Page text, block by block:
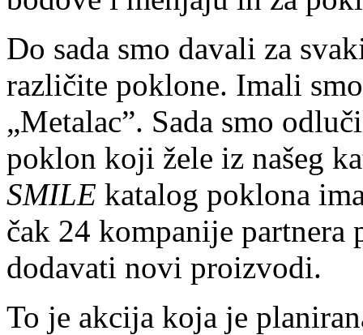
Do sada smo davali za
različite poklone. Imali
„Metalac”. Sada smo
poklon koji žele iz našeg
SMILE katalog poklona
čak 24 kompanije partnera
dodavati novi proizvodi.
To je akcija koja je